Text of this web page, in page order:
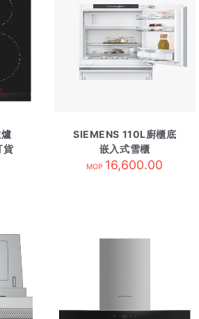
貨
SIEMENS 110L廚櫃底
嵌入式雪櫃
KU22LADD0K 需訂貨
MOP 16,600.00